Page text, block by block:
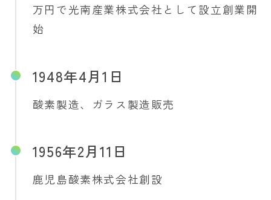
万円で光南産業株式会社として設立創業開
始
1948年4月1日
酸素製造、ガラス製造販売
1956年2月11日
鹿児島酸素株式会社創設